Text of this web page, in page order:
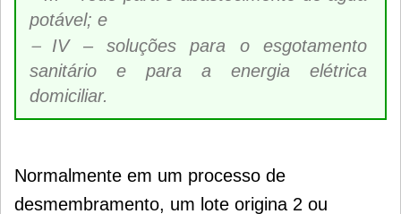
potável; e
IV – soluções para o esgotamento
sanitário e para a energia elétrica
domiciliar.
Normalmente em um processo de
desmembramento, um lote origina 2 ou